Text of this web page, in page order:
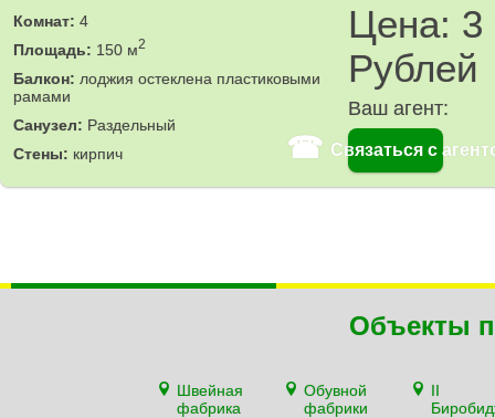
Комнат: 4
Площадь: 150 м2
Балкон: лоджия остеклена пластиковыми
рамами
Санузел: Раздельный
Стены: кирпич
Цена: 3
Рублей
Ваш агент:
☎ Связаться с
Объекты
Швейная
фабрика
Обувной
фабрики
II